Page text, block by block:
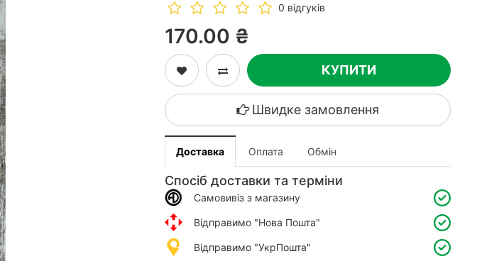
0 відгуків
170.00 ₴
КУПИТИ
Швидке замовлення
Доставка Оплата Обмін
Спосіб доставки та терміни
Самовивіз з магазину
Відправимо "Нова Пошта"
Відправимо "УкрПошта"